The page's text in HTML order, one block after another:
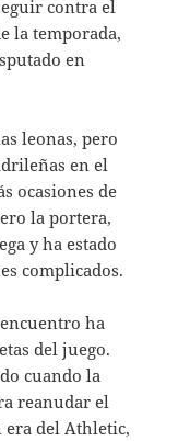
contra el
la temporada,
en
leonas, pero
en el
ocasiones de
la portera,
y ha estado
complicados.
ha
del juego.
cuando la
reanudar el
del Athletic,